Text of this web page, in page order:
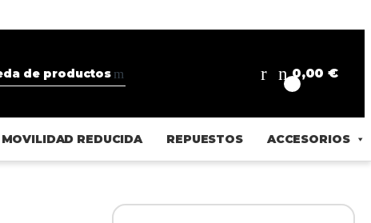
0,00€
MOVILIDAD REDUCIDA REPUESTOS ACCESORIOS